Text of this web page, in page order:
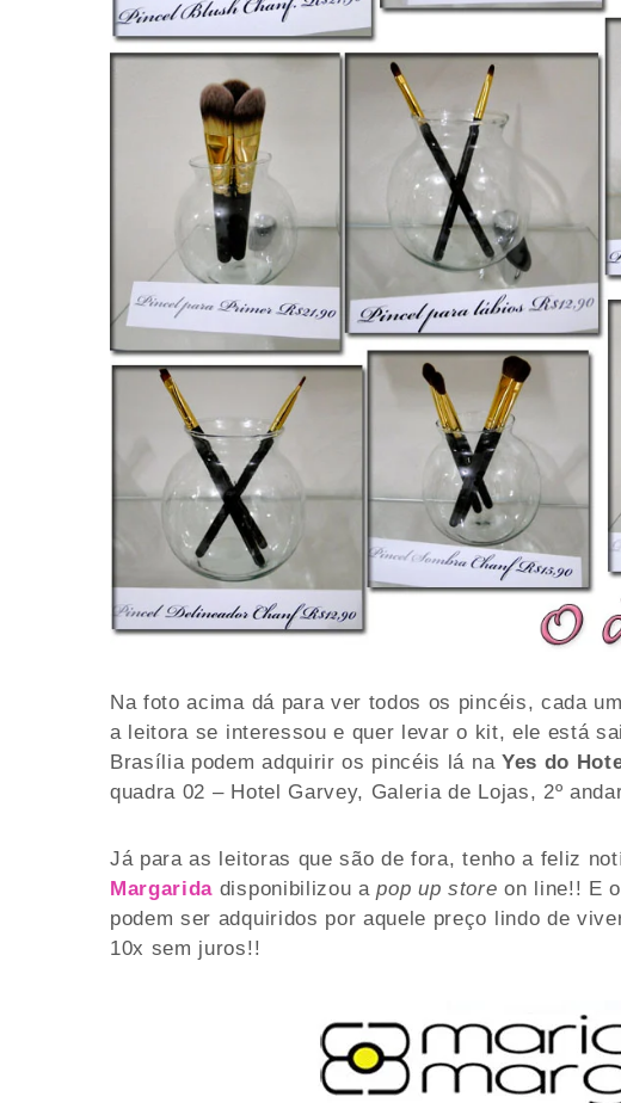
Na foto acima dá para ver todos os pincéis, cada
a leitora se interessou e quer levar o kit, ele está
Brasília podem adquirir os pincéis lá na Yes do
quadra 02 – Hotel Garvey, Galeria de Lojas, 2º
Já para as leitoras que são de fora, tenho a feliz
Margarida disponibilizou apop up store on line!! E
podem ser adquiridos por aquele preço lindo de
10x sem juros!!